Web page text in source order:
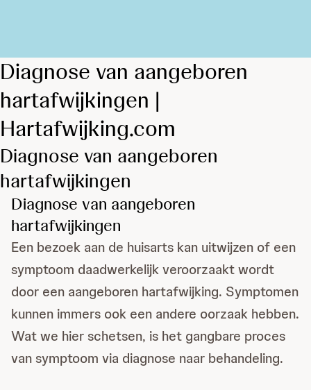
Diagnose van aangeboren
hartafwijkingen |
Hartafwijking.com
Diagnose van aangeboren
hartafwijkingen
Diagnose van aangeboren
hartafwijkingen
Een bezoek aan de huisarts kan uitwijzen of een
symptoom daadwerkelijk veroorzaakt wordt
door een aangeboren hartafwijking. Symptomen
kunnen immers ook een andere oorzaak hebben.
Wat we hier schetsen, is het gangbare proces
van symptoom via diagnose naar behandeling.